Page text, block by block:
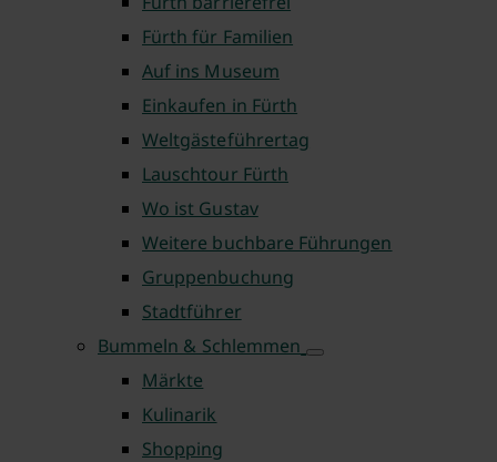
Fürth für Familien
Auf ins Museum
Einkaufen in Fürth
Weltgästeführertag
Lauschtour Fürth
Wo ist Gustav
Weitere buchbare Führungen
Gruppenbuchung
Stadtführer
Bummeln & Schlemmen
Märkte
Kulinarik
Shopping